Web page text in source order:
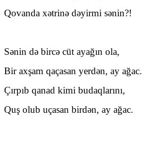
Qovanda xətrinə dəyirmi sənin?!
Sənin də bircə cüt ayağın ola,
Bir axşam qaçasan yerdən, ay ağac.
Çırpıb qanad kimi budaqlarını,
Quş olub uçasan birdən, ay ağac.